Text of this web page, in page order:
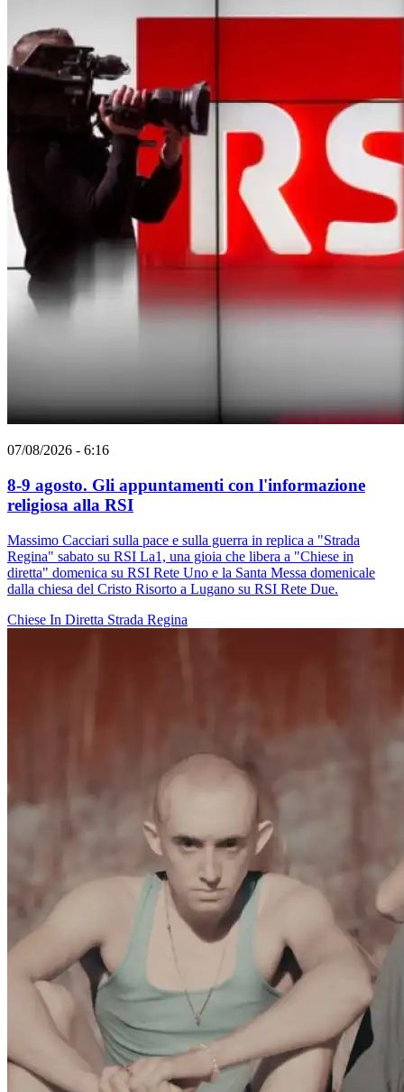
07/08/2026 - 6:16
8-9 agosto. Gli appuntamenti con l'informazione
religiosa alla RSI
Massimo Cacciari sulla pace e sulla guerra in replica a "Strada
Regina" sabato su RSI La1, una gioia che libera a "Chiese in
diretta" domenica su RSI Rete Uno e la Santa Messa domenicale
dalla chiesa del Cristo Risorto a Lugano su RSI Rete Due.
Chiese In Diretta Strada Regina